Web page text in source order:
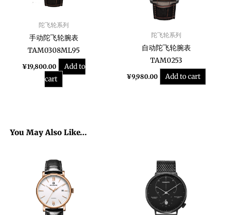
陀飞轮系列
手动陀飞轮腕表
TAM0308ML95
¥19,800.00
Add to
cart
陀飞轮系列
自动陀飞轮腕表
TAM0253
¥9,980.00 Add to cart
You May Also Like…